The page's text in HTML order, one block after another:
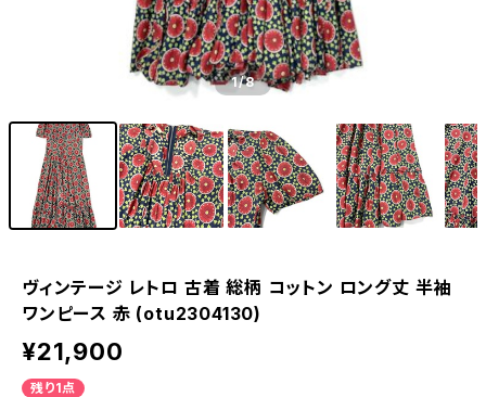
1/8
ヴィンテージ レトロ 古着 総柄 コットン ロング丈 半袖
ワンピース 赤 (otu2304130)
¥21,900
残り1点